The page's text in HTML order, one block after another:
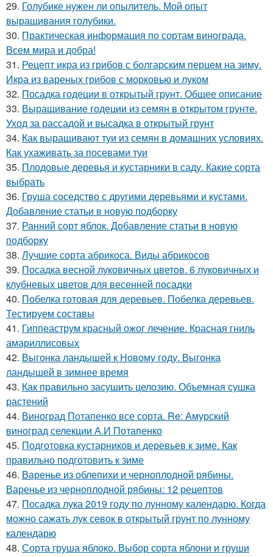
29. Голубике нужен ли опылитель. Мой опыт
выращивания голубики.
30. Практическая информация по сортам винограда.
Всем мира и добра!
31. Рецепт икра из грибов с болгарским перцем на зиму.
Икра из вареных грибов с морковью и луком
32. Посадка годеции в открытый грунт. Общее описание
33. Выращивание годеции из семян в открытом грунте.
Уход за рассадой и высадка в открытый грунт
34. Как выращивают туи из семян в домашних условиях.
Как ухаживать за посевами туи
35. Плодовые деревья и кустарники в саду. Какие сорта
выбрать
36. Груша соседство с другими деревьями и кустами.
Добавление статьи в новую подборку
37. Ранний сорт яблок. Добавление статьи в новую
подборку
38. Лучшие сорта абрикоса. Виды абрикосов
39. Посадка весной луковичных цветов. 6 луковичных и
клубневых цветов для весенней посадки
40. Побелка готовая для деревьев. Побелка деревьев.
Тестируем составы
41. Гиппеаструм красный ожог лечение. Красная гниль
амариллисовых
42. Выгонка ландышей к Новому году. Выгонка
ландышей в зимнее время
43. Как правильно засушить целозию. Объемная сушка
растений
44. Виноград Потапенко все сорта. Re: Амурский
виноград селекции А.И Потапенко
45. Подготовка кустарников и деревьев к зиме. Как
правильно подготовить к зиме
46. Варенье из облепихи и черноплодной рябины.
Варенье из черноплодной рябины: 12 рецептов
47. Посадка лука 2019 году по лунному календарю. Когда
можно сажать лук севок в открытый грунт по лунному
календарю
48. Сорта груша яблоко. Выбор сорта яблони и груши